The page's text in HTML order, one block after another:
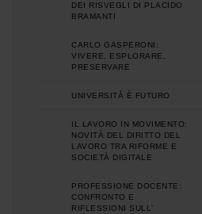
DEI RISVEGLI DI PLACIDO
BRAMANTI
CARLO GASPERONI:
VIVERE, ESPLORARE,
PRESERVARE
UNIVERSITÀ È FUTURO
IL LAVORO IN MOVIMENTO:
NOVITÀ DEL DIRITTO DEL
LAVORO TRA RIFORME E
SOCIETÀ DIGITALE
PROFESSIONE DOCENTE:
CONFRONTO E
RIFLESSIONI SULL'